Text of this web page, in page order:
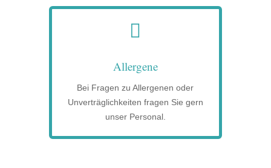

Allergene
Bei Fragen zu Allergenen oder
Unverträglichkeiten fragen Sie gern
unser Personal.